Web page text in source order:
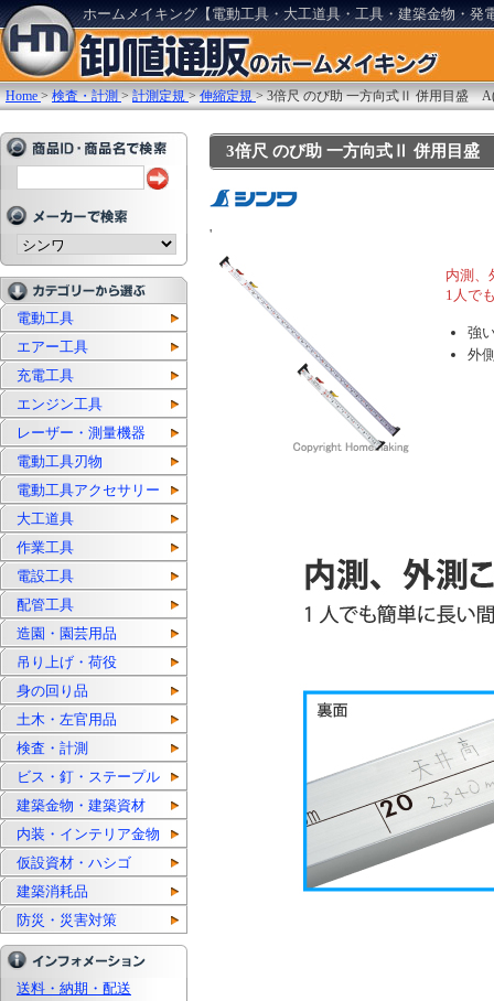
ホームメイキング【電動工具・大工道具・工具・建築金物・発
Home >検査・計測 >計測定規 >伸縮定規 >3倍尺 のび助 一方向式Ⅱ 併用目盛
電動工具
エアー工具
充電工具
エンジン工具
レーザー・測量機器
電動工具刃物
電動工具アクセサリー
大工道具
作業工具
電設工具
配管工具
造園・園芸用品
吊り上げ・荷役
身の回り品
土木・左官用品
検査・計測
ビス・釘・ステープル
建築金物・建築資材
内装・インテリア金物
仮設資材・ハシゴ
建築消耗品
防災・災害対策
送料・納期・配送
3倍尺 のび助 一方向式Ⅱ 併用目盛
'
内測、
1人で
強
外